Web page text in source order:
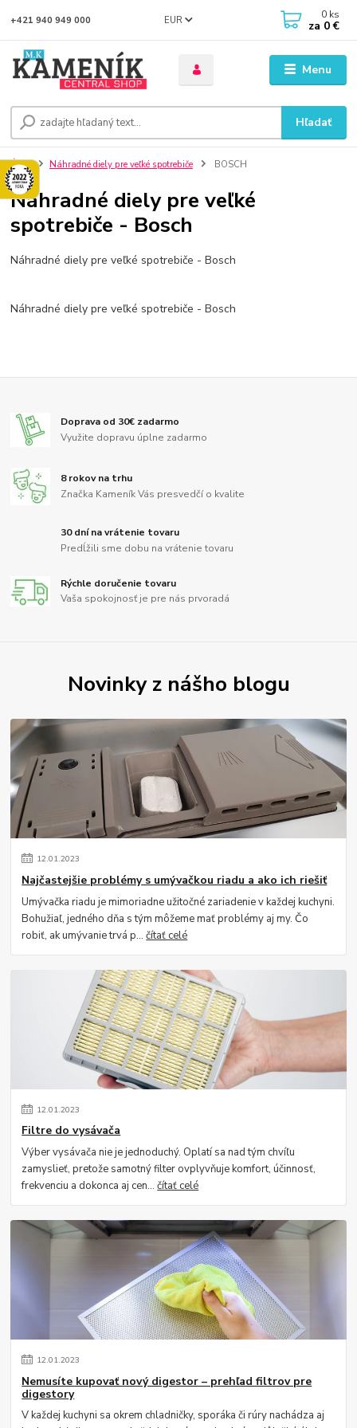
Menu
EUR
Hľadať
+421 940 949 000 0 ks
za 0 €
Úvod Náhradné diely pre veľké spotrebiče BOSCH
Náhradné diely pre veľké
spotrebiče - Bosch
Náhradné diely pre veľké spotrebiče - Bosch
Náhradné diely pre veľké spotrebiče - Bosch
Doprava od 30€ zadarmo
Využite dopravu úplne zadarmo
8 rokov na trhu
Značka Kameník Vás presvedčí o kvalite
30 dní na vrátenie tovaru
Predĺžili sme dobu na vrátenie tovaru
Rýchle doručenie tovaru
Vaša spokojnosť je pre nás prvoradá
Novinky z nášho blogu
12.01.2023
Najčastejšie problémy s umývačkou riadu a ako ich riešiť
Umývačka riadu je mimoriadne užitočné zariadenie v každej kuchyni.
Bohužiaľ, jedného dňa s tým môžeme mať problémy aj my. Čo
robiť, ak umývanie trvá p...čítať celé
12.01.2023
Filtre do vysávača
Výber vysávača nie je jednoduchý. Oplatí sa nad tým chvíľu
zamyslieť, pretože samotný filter ovplyvňuje komfort, účinnosť,
frekvenciu a dokonca aj cen...čítať celé
12.01.2023
Nemusíte kupovať nový digestor – prehľad filtrov pre
digestory
V každej kuchyni sa okrem chladničky, sporáka či rúry nachádza aj